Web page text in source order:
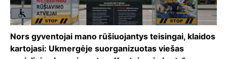
Nors gyventojai mano rūšiuojantys teisingai, klaidos
kartojasi: Ukmergėje suorganizuotas viešas